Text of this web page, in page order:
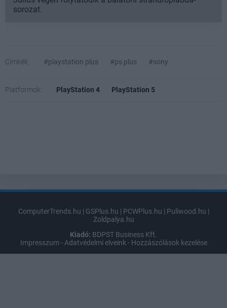
sorozat.
Címkék: #playstation plus #ps plus #sony
Platformok: PlayStation 4 PlayStation 5
ComputerTrends.hu | GSPlus.hu | PCWPlus.hu | Puliwood.hu |
Zoldpalya.hu
Kiadó: BDPST Business Kft.
Impresszum - Adatvédelmi elveink - Hozzászólások kezelése